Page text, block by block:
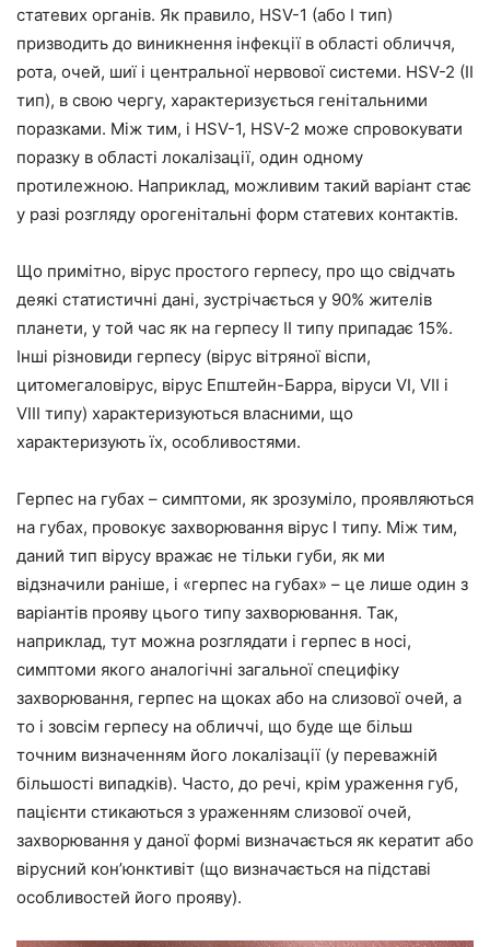
статевих органів. Як правило, HSV-1 (або I тип)
призводить до виникнення інфекції в області обличчя,
рота, очей, шиї і центральної нервової системи. HSV-2 (II
тип), в свою чергу, характеризується генітальними
поразками. Між тим, і HSV-1, HSV-2 може спровокувати
поразку в області локалізації, один одному
протилежною. Наприклад, можливим такий варіант стає
у разі розгляду орогенітальні форм статевих контактів.
Що примітно, вірус простого герпесу, про що свідчать
деякі статистичні дані, зустрічається у 90% жителів
планети, у той час як на герпесу II типу припадає 15%.
Інші різновиди герпесу (вірус вітряної віспи,
цитомегаловірус, вірус Епштейн-Барра, віруси VI, VII і
VIII типу) характеризуються власними, що
характеризують їх, особливостями.
Герпес на губах – симптоми, як зрозуміло, проявляються
на губах, провокує захворювання вірус I типу. Між тим,
даний тип вірусу вражає не тільки губи, як ми
відзначили раніше, і «герпес на губах» – це лише один з
варіантів прояву цього типу захворювання. Так,
наприклад, тут можна розглядати і герпес в носі,
симптоми якого аналогічні загальної специфіку
захворювання, герпес на щоках або на слизової очей, а
то і зовсім герпесу на обличчі, що буде ще більш
точним визначенням його локалізації (у переважній
більшості випадків). Часто, до речі, крім ураження губ,
пацієнти стикаються з ураженням слизової очей,
захворювання у даної формі визначається як кератит або
вірусний кон’юнктивіт (що визначається на підставі
особливостей його прояву).